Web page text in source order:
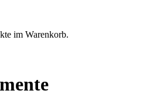
im Warenkorb.